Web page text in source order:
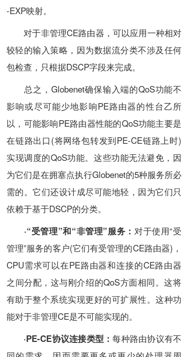
-EXP映射。
对于非管理CE路由器，可以应用一种相对
较轻的输入策略，因为数据流分类不涉及任何
包检查，只根据DSCP字段来完成。
总之，Globenet确保输入端的QoS功能不
影响或尽可能少地影响PE路由器的性台乙所
以，可能影响PE路由器性能的QoS功能主要是
在链路出口(将网络包转发到PE-CE链路上时)
实现调度的QoS功能。这些功能无法避免，因
为它们是在拥塞点执行Globenet的5种服务所必
需的。它们还设计成尽可能地轻，因为它们只
依赖于基于DSCP的分类。
·“受管理”和“非管理”服务： 对于使用“受
管理”服务的客户(它们有受管理的CE路由器)，
CPU需求可以在PE路由器和连接的CE路由器
之间分配，这与刚介绍的QoS方面相同。这将
有助于整个系统实现更好的可扩展性。这种功
能对于非管理CE是不可能实现的。
·PE-CE协议连接类型：每种路由协议有不